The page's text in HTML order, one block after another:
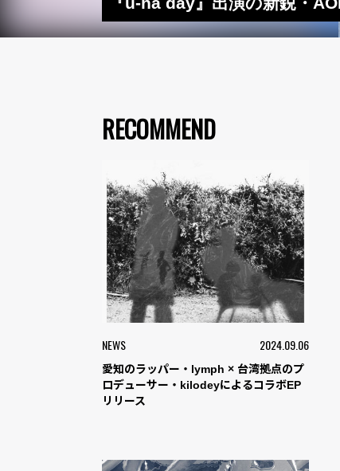
RECOMMEND
NEWS 2024.09.06
愛知のラッパー・lymph × 台湾拠点のプ
ロデューサー・kilodeyによるコラボEP
リリース